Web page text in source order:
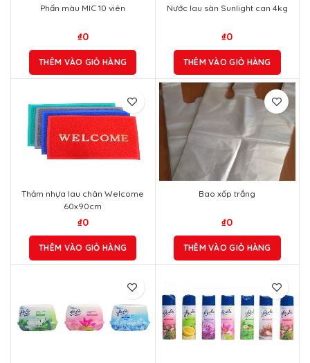
Phấn màu MIC 10 viên
₫0
THÊM VÀO GIỎ HÀNG
Nước lau sàn Sunlight can 4kg
₫0
THÊM VÀO GIỎ HÀNG
Thảm nhựa lau chân Welcome
60x90cm
₫0
THÊM VÀO GIỎ HÀNG
Bao xốp trắng
₫0
THÊM VÀO GIỎ HÀNG